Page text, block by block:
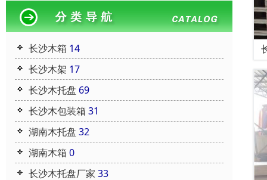
长沙木箱 14
长沙木架 17
长沙木托盘 69
长沙木包装箱 31
湖南木托盘 32
湖南木箱 0
长沙木托盘厂家 33